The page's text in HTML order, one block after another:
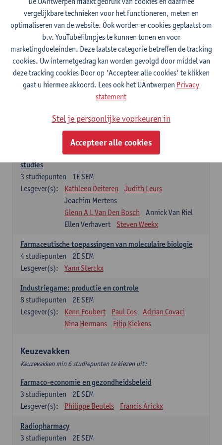
Chemische structuurbepaling van geneesmiddelen
1E SEM
3studiepunten
Lesgever(s):
Tess De Bruyne
Alexander van Nuijs
Emmy Tuenter
Farmacotherapie en farmaceutische zorg I
2E SEM
7studiepunten
Lesgever(s):
Guido De Meyer Hans De Loof
2E SEM
studiepunten
Filip Kiekens
Klinische biologie en opzetten en evalueren van klinische
studies
1E SEM
3 studiepunten
Lesgever(s):
Kathleen Deiteren
Judith Leurs
Joachim Mertens
Glenn A L Van Den Bosch
Annick Van Riel
Ellen Verhavert
Steven Weekx
Farmaceutische toepassingen van moleculaire biologie
2E SEM
4studiepunten
Lesgever(s):
Yann Sterckx
Industriegame: productie en controle
2E SEM
8studiepunten
Lesgever(s):
Kenn Foubert Paul Cos
Adrian Covaci
Nina Hermans
Filip Kiekens
Keuzevakken
Keuzevakken min 6 studiepunten te kiezen uit:
Farmaco-economie en gezondheidsbeleid
2E SEM
3 studiepunten
Lesgever(s):
Philippe Beutels Francis Arickx
Radiopharmacy
2E SEM
3 studiepunten
vergelijkbare technieken voor het functioneren, meten en
optimaliseren van de website. Ook worden er cookies geplaatst om
b.v. YouTubefilmpjes te kunnen tonen en voor
marketingdoeleinden. Deze laatste categorie betreffen de tracking
cookies. Uw internetgedrag kan worden gevolgd door middel van
deze tracking cookies Door op 'Accepteer alle cookies' te klikken
gaat u hiermee akkoord. Lees ook het UAntwerpen Privacy
statement
Stel je persoonlijke voorkeuren in
Accepteer alle cookies